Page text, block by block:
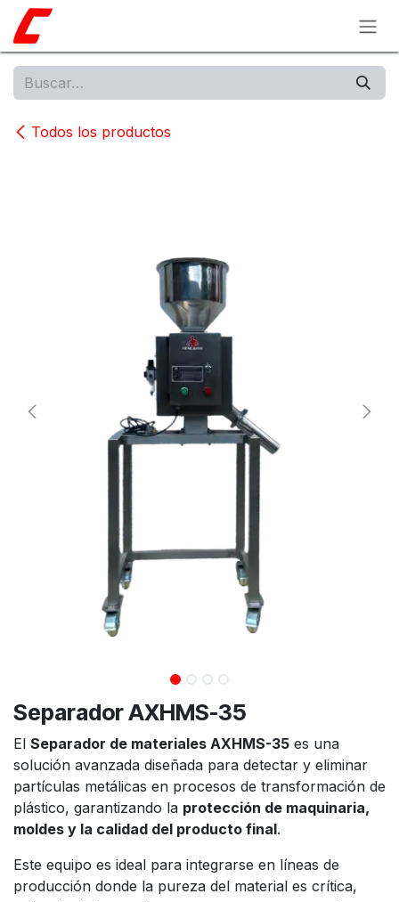
Ir al contenido
Todos los productos
Separador AXHMS-35
El Separador de materiales AXHMS-35 es una
solución avanzada diseñada para detectar y eliminar
partículas metálicas en procesos de transformación de
plástico, garantizando la protección de maquinaria,
moldes y la calidad del producto final.
Este equipo es ideal para integrarse en líneas de
producción donde la pureza del material es crítica,